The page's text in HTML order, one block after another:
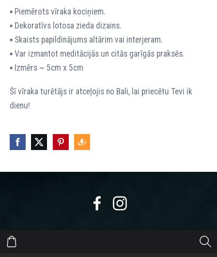
▪️ Piemērots vīraka kociņiem.
▪️ Dekoratīvs lotosa zieda dizains.
▪️ Skaists papildinājums altārim vai interjeram.
▪️ Var izmantot meditācijās un citās garīgās praksēs.
▪️ Izmērs ~ 5cm x 5cm
Šī vīraka turētājs ir atceļojis no Bali, lai priecētu Tevi ik
dienu!
https://eepurl.com/dyikxr